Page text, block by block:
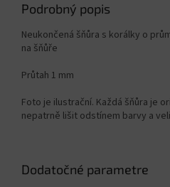
Podrobný popis
Neukončená šňůra s korálky o
na šňůře
Průtah 1 mm
Foto je ilustrační. Každá šňůra je
nepatrně lišit odstínem barvy a
Dodatočné parametre